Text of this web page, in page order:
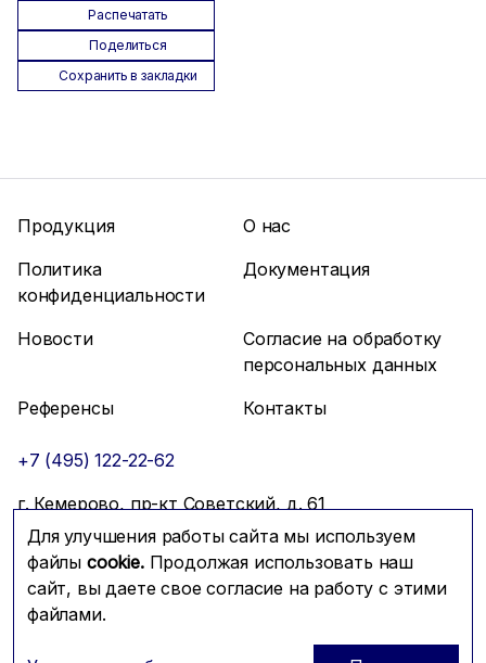
Распечатать
Поделиться
Сохранить в закладки
Для улучшения работы сайта мы используем
файлы cookie.Продолжая использовать наш
сайт, вы даете свое согласие на работу с этими
файлами.
Продукция
О нас
Политика
конфиденциальности
Документация
Новости
Согласие на обработку
персональных данных
Референсы
Контакты
+7 (495) 122-22-62
г. Кемерово, пр-кт Советский, д. 61
info@mfmc.ru
Связаться с нами